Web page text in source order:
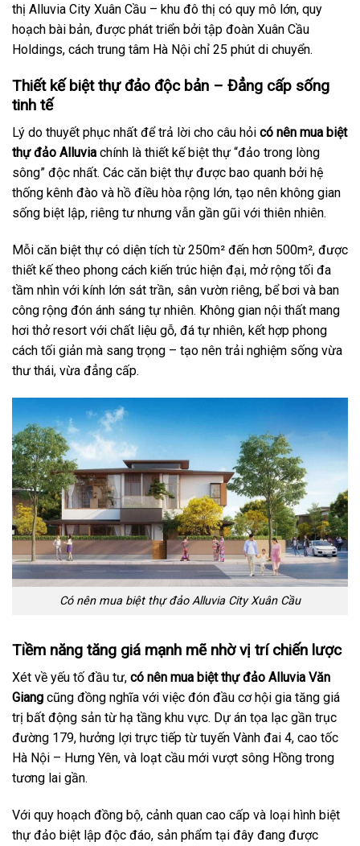
thị Alluvia City Xuân Cầu – khu đô thị có quy mô lớn, quy
hoạch bài bản, được phát triển bởi tập đoàn Xuân Cầu
Holdings, cách trung tâm Hà Nội chỉ 25 phút di chuyển.
Thiết kế biệt thự đảo độc bản – Đẳng cấp sống
tinh tế
Lý do thuyết phục nhất để trả lời cho câu hỏi có nên mua biệt
thự đảo Alluvia chính là thiết kế biệt thự “đảo trong lòng
sông” độc nhất. Các căn biệt thự được bao quanh bởi hệ
thống kênh đào và hồ điều hòa rộng lớn, tạo nên không gian
sống biệt lập, riêng tư nhưng vẫn gần gũi với thiên nhiên.
Mỗi căn biệt thự có diện tích từ 250m² đến hơn 500m², được
thiết kế theo phong cách kiến trúc hiện đại, mở rộng tối đa
tầm nhìn với kính lớn sát trần, sân vườn riêng, bể bơi và ban
công rộng đón ánh sáng tự nhiên. Không gian nội thất mang
hơi thở resort với chất liệu gỗ, đá tự nhiên, kết hợp phong
cách tối giản mà sang trọng – tạo nên trải nghiệm sống vừa
thư thái, vừa đẳng cấp.
Có nên mua biệt thự đảo Alluvia City Xuân Cầu
Tiềm năng tăng giá mạnh mẽ nhờ vị trí chiến lược
Xét về yếu tố đầu tư, có nên mua biệt thự đảo Alluvia Văn
Giang cũng đồng nghĩa với việc đón đầu cơ hội gia tăng giá
trị bất động sản từ hạ tầng khu vực. Dự án tọa lạc gần trục
đường 179, hưởng lợi trực tiếp từ tuyến Vành đai 4, cao tốc
Hà Nội – Hưng Yên, và loạt cầu mới vượt sông Hồng trong
tương lai gần.
Với quy hoạch đồng bộ, cảnh quan cao cấp và loại hình biệt
thự đảo biệt lập độc đáo, sản phẩm tại đây đang được